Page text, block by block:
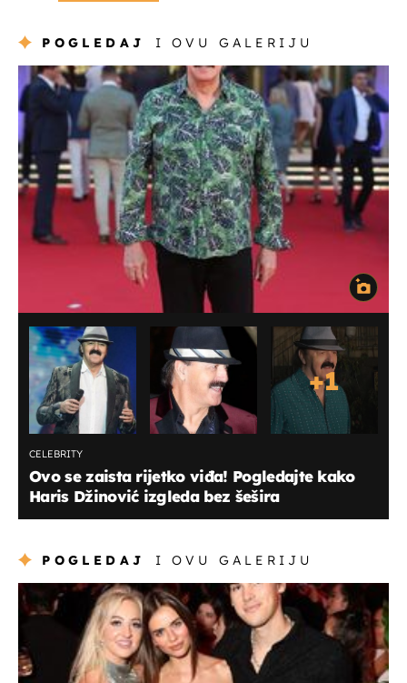
POGLEDAJ I OVU GALERIJU
+1
CELEBRITY
Ovo se zaista rijetko viđa! Pogledajte kako
Haris Džinović izgleda bez šešira
POGLEDAJ I OVU GALERIJU